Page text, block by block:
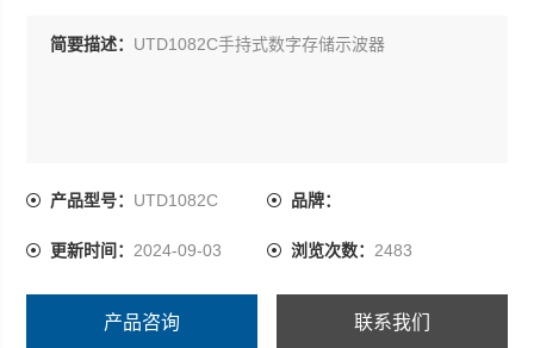
简要描述： UTD1082C手持式数字存储示波器
产品型号： UTD1082C 品牌：
更新时间： 2024-09-03 浏览次数： 2483
产品咨询 联系我们